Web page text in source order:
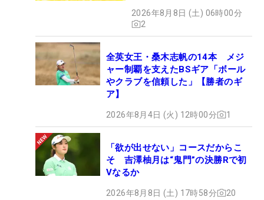
2026年8月8日 (土) 06時00分
2
全英女王・桑木志帆の14本 メジ
ャー制覇を支えたBSギア「ボール
やクラブを信頼した」【勝者のギ
ア】
2026年8月4日 (火) 12時00分 1
「欲が出せない」コースだからこ
そ 吉澤柚月は“鬼門”の決勝Rで初
Vなるか
2026年8月8日 (土) 17時58分 20